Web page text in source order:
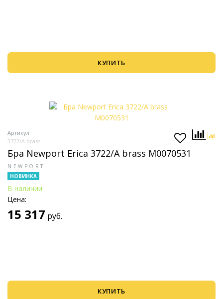
КУПИТЬ
Артикул
3722/A brass
Бра Newport Erica 3722/A brass М0070531
NEWPORT
НОВИНКА
В наличии
Цена:
15 317 руб.
КУПИТЬ